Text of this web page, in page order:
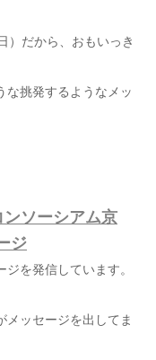
）だから、おもいっき
な挑発するようなメッ
ソーシアム京
ジ
を発信しています。
メッセージを出してま